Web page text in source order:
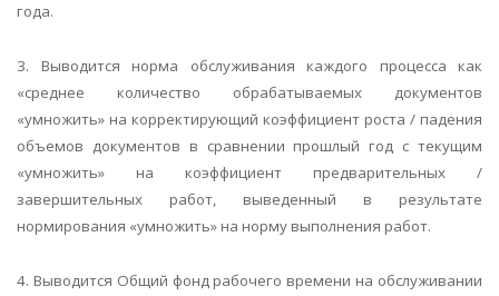
года.
3. Выводится норма обслуживания каждого процесса как
«среднее количество обрабатываемых документов
«умножить» на корректирующий коэффициент роста / падения
объемов документов в сравнении прошлый год с текущим
«умножить» на коэффициент предварительных /
завершительных работ, выведенный в результате
нормирования «умножить» на норму выполнения работ.
4. Выводится Общий фонд рабочего времени на обслуживании